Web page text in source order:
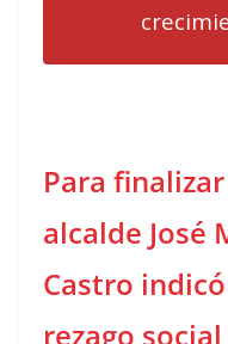
Para
alcalde José
Castro
rezago